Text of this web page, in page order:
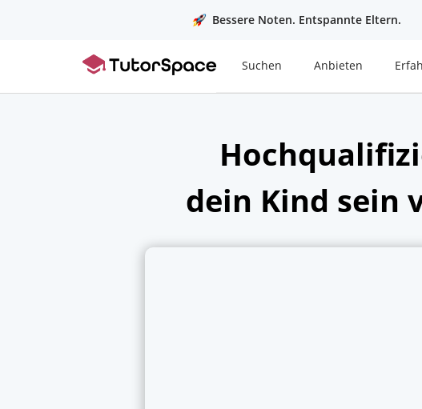
Bessere Noten. Entspannte Eltern.
Suchen Anbieten
dein Kind sein